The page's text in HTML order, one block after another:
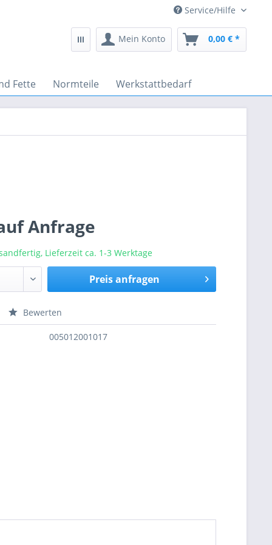
Service/Hilfe
Mein Konto 0,00 € *
Fette Normteile Werkstattbedarf
Anfrage
Lieferzeit ca. 1-3 Werktage
Preis anfragen
Bewerten
005012001017